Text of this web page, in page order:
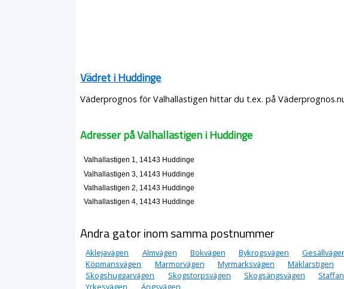
Vädret i Huddinge
Väderprognos för Valhallastigen hittar du t.ex. på
Adresser på Valhallastigen i Huddinge
Valhallastigen 1, 14143 Huddinge
Valhallastigen 3, 14143 Huddinge
Valhallastigen 2, 14143 Huddinge
Valhallastigen 4, 14143 Huddinge
Andra gator inom samma postnummer
Aklejavägen Almvägen Bokvägen Bykrogsvägen
Köpmansvägen
Marmorvägen Myrmarksvägen Mäklarstigen
Skogshuggarvägen
Skogstorpsvägen Skogsängsvägen
Yrkesvägen
Ängsvägen